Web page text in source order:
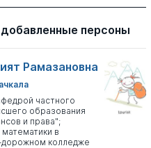
персоны
Рамазановна
частного
образования
и права";
в
колледже